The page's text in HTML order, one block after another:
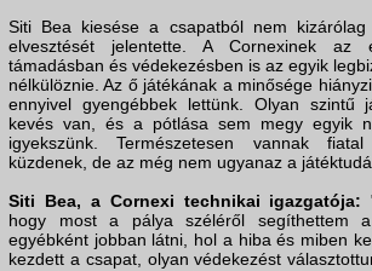
Siti Bea kiesése a csapatból nem kizárólag
elvesztését jelentette. A Cornexinek az
támadásban és védekezésben is az egyik
nélkülöznie. Az ő játékának a minősége
ennyivel gyengébbek lettünk. Olyan szintű
kevés van, és a pótlása sem megy egyik
igyekszünk. Természetesen vannak
küzdenek, de az még nem ugyanaz a
Siti Bea, a Cornexi technikai igazgatója:
hogy most a pálya széléről segíthettem
egyébként jobban látni, hol a hiba és miben
kezdett a csapat, olyan védekezést